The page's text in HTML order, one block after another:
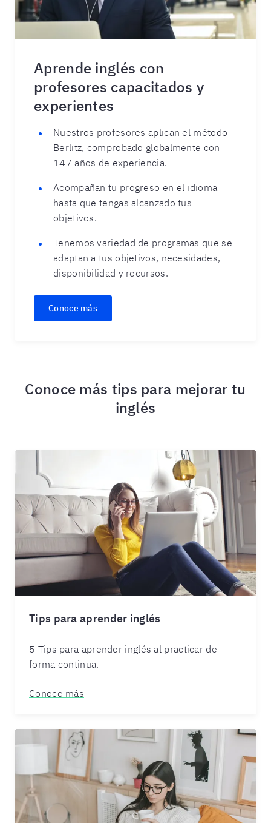
Aprende inglés con
profesores capacitados y
experientes
Nuestros profesores aplican el método
Berlitz, comprobado globalmente con
147 años de experiencia.
Acompañan tu progreso en el idioma
hasta que tengas alcanzado tus
objetivos.
Tenemos variedad de programas que se
adaptan a tus objetivos, necesidades,
disponibilidad y recursos.
Conoce más
Conoce más tips para mejorar tu
inglés
Tips para aprender inglés
5 Tips para aprender inglés al practicar de
forma continua.
Conoce más